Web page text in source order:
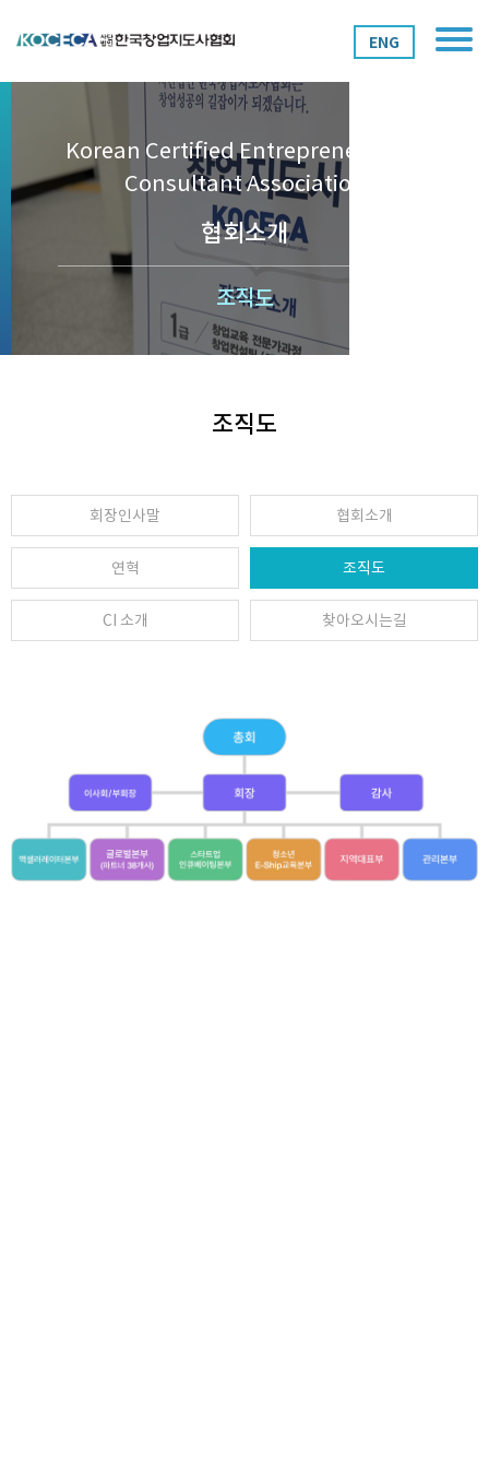
ENG
Korean Certified Entrepreneurship
Consultant Association
협회소개
조직도
조직도
회장인사말 협회소개
연혁 조직도
CI 소개 찾아오시는길